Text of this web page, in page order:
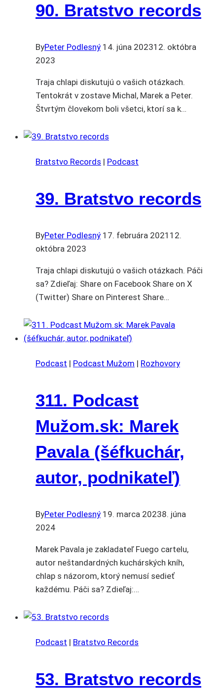
90. Bratstvo records
ByPeter Podlesný 14. júna 202312. októbra
2023
Traja chlapi diskutujú o vašich otázkach.
Tentokrát v zostave Michal, Marek a Peter.
Štvrtým človekom boli všetci, ktorí sa k…
Bratstvo Records | Podcast
39. Bratstvo records
ByPeter Podlesný 17. februára 2021 12.
októbra 2023
Traja chlapi diskutujú o vašich otázkach. Páči
sa? Zdieľaj: Share on Facebook Share on X
(Twitter) Share on Pinterest Share…
Podcast | Podcast Mužom | Rozhovory
311. Podcast
Mužom.sk: Marek
Pavala (šéfkuchár,
autor, podnikateľ)
ByPeter Podlesný 19. marca 20238. júna
2024
Marek Pavala je zakladateľ Fuego cartelu,
autor neštandardných kuchárských kníh,
chlap s názorom, ktorý nemusí sedieť
každému. Páči sa? Zdieľaj:…
Podcast | Bratstvo Records
53. Bratstvo records